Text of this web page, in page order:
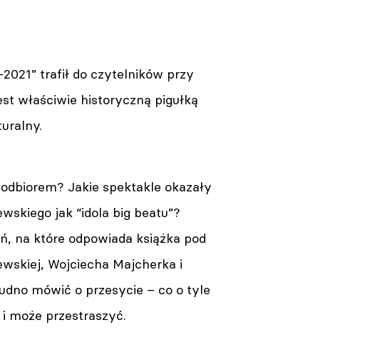
trafił do czytelników przy
właściwie historyczną pigułką
Jakie spektakle okazały
jak “idola big beatu”?
na które odpowiada książka pod
Wojciecha Majcherka i
mówić o przesycie – co o tyle
może przestraszyć.